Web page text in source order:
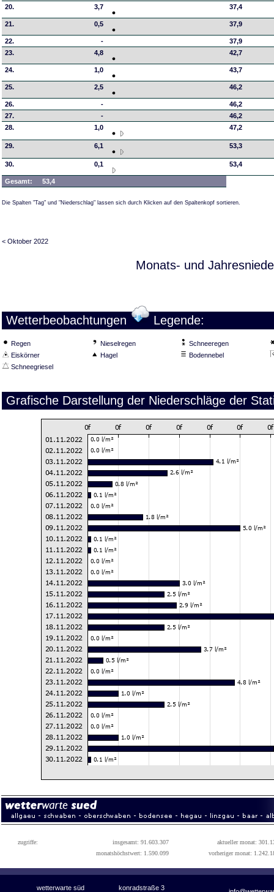
20.
3,7 37,4
21. 0,5 37,9
22. -
37,9
23.
4,8 42,7
24. 1,0 43,7
25. 2,5 46,2
26. -
46,2
27.
-
46,2
28.
1,0 47,2
29. 6,1 53,3
30. 0,1 53,4
Gesamt: 53,4
Die Spalten "Tag" und "Niederschlag" lassen sich durch Klicken auf den Spaltenkopf sortieren.
< Oktober 2022
Monats- und
Wetterbeobachtungen Legende:
Regen Nieselregen
Schneeregen
Eiskörner
Hagel
Bodennebel
Schneegriesel
Grafische Darstellung der Niederschläge der
zugriffe: insgesamt: 91.603.307
aktueller monat:
monatshöchstwert: 1.590.099
vorheriger monat:
wetterwarte süd konradstraße 3